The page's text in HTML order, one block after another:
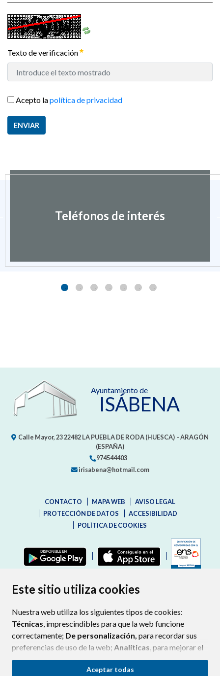
Este sitio utiliza cookies
Nuestra web utiliza los siguientes tipos de cookies:
Técnicas, imprescindibles para que la web funcione
correctamente; De personalización, para recordar sus
preferencias de uso de la web; Analíticas, para mejorar el
funcionamiento de la web y sus servicios.
Aceptar todas
Texto de verificación
Acepto lapolítica de privacidad
ENVIAR
Teléfonos de interés
Ayuntamiento de
ISÁBENA
Calle Mayor, 2322482LA PUEBLA DE RODA (HUESCA) - ARAGÓN
(ESPAÑA)
974544403
irisabena@hotmail.com
CONTACTO MAPA WEB
AVISO LEGAL
PROTECCIÓN DE DATOS
ACCESIBILIDAD
POLÍTICA DE COOKIES